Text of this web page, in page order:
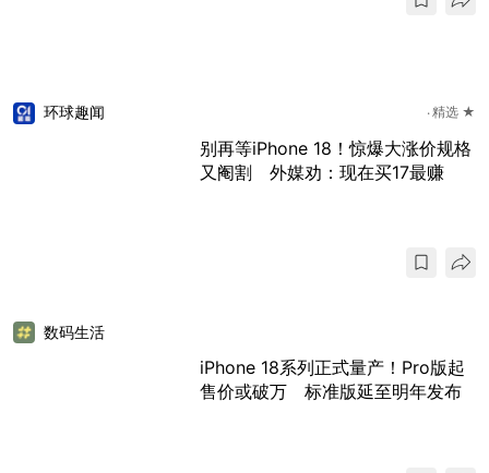
环球趣闻 精选 ★
别再等iPhone 18！惊爆大涨价规格
又阉割 外媒劝：现在买17最赚
数码生活
iPhone 18系列正式量产！Pro版起
售价或破万 标准版延至明年发布